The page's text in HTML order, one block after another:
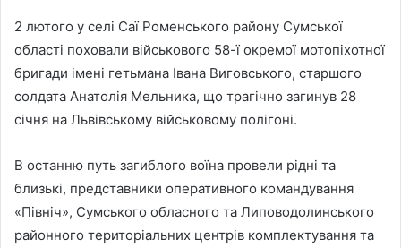
2 лютого у селі Саї Роменського району Сумської
області поховали військового 58-ї окремої мотопіхотної
бригади імені гетьмана Івана Виговського, старшого
солдата Анатолія Мельника, що трагічно загинув 28
січня на Львівському військовому полігоні.
В останню путь загиблого воїна провели рідні та
близькі, представники оперативного командування
«Північ», Сумського обласного та Липоводолинського
районного територіальних центрів комплектування та